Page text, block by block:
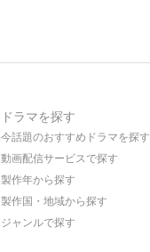
ドラマを探す
今話題のおすすめドラマを探す
動画配信サービスで探す
製作年から探す
製作国・地域から探す
ジャンルで探す